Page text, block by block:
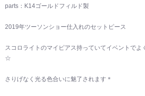
parts：K14ゴールドフィルド製
2019年ツーソンショー仕入れのセットピース
スコロライトのマイピアス持っていてイベントでよ
☆
さりげなく光る色合いに魅了されます＊